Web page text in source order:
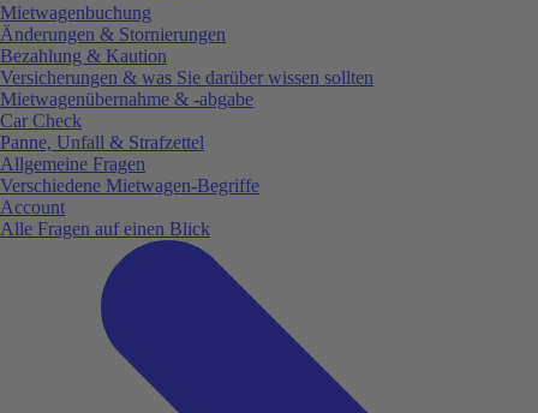
Mietwagenbuchung
Änderungen & Stornierungen
Bezahlung & Kaution
Versicherungen & was Sie darüber wissen sollten
Mietwagenübernahme & -abgabe
Car Check
Panne, Unfall & Strafzettel
Allgemeine Fragen
Verschiedene Mietwagen-Begriffe
Account
Alle Fragen auf einen Blick